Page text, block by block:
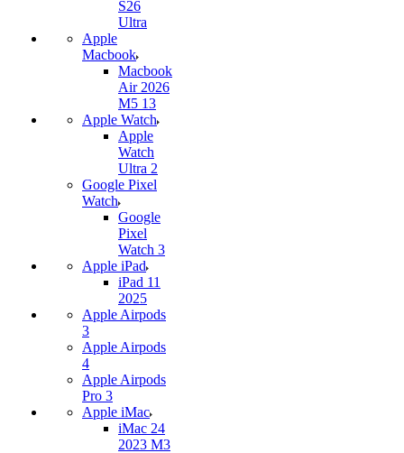
S26
Ultra
Apple
Macbook
Macbook
Air 2026
M5 13
Apple Watch
Apple
Watch
Ultra 2
Google Pixel
Watch
Google
Pixel
Watch 3
Apple iPad
iPad 11
2025
Apple Airpods
3
Apple Airpods
4
Apple Airpods
Pro 3
Apple iMac
iMac 24
2023 M3